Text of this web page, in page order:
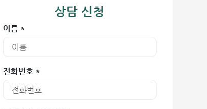
상담 신청
이름 *
전화번호 *